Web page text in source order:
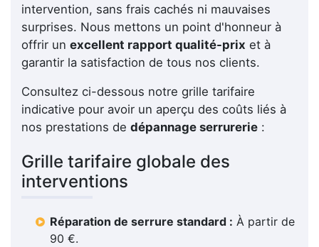
intervention, sans frais cachés ni mauvaises
surprises. Nous mettons un point d'honneur à
offrir un excellent rapport qualité-prix et à
garantir la satisfaction de tous nos clients.
Consultez ci-dessous notre grille tarifaire
indicative pour avoir un aperçu des coûts liés à
nos prestations de dépannage serrurerie :
Grille tarifaire globale des
interventions
Réparation de serrure standard : À partir de
90 €.